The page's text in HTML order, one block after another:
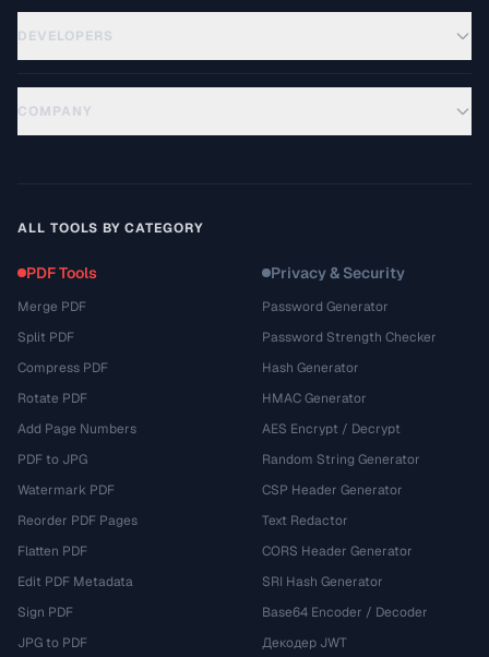
DEVELOPERS
COMPANY
ALL TOOLS BY CATEGORY
PDF Tools
Merge PDF
Split PDF
Compress PDF
Rotate PDF
Add Page Numbers
PDF to JPG
Watermark PDF
Reorder PDF Pages
Flatten PDF
Edit PDF Metadata
Sign PDF
JPG to PDF
Privacy & Security
Password Generator
Password Strength Checker
Hash Generator
HMAC Generator
AES Encrypt / Decrypt
Random String Generator
CSP Header Generator
Text Redactor
CORS Header Generator
SRI Hash Generator
Base64 Encoder / Decoder
Декодер JWT